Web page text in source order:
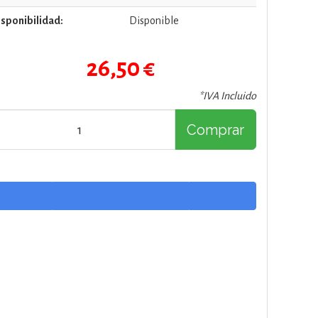
Disponible
26,50 €
*IVA Incluido
Comprar